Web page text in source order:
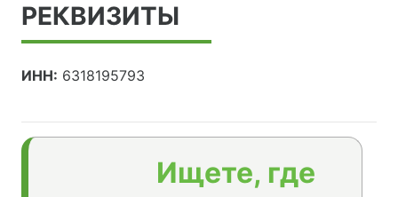
РЕКВИЗИТЫ
ИНН: 6318195793
Ищете, где